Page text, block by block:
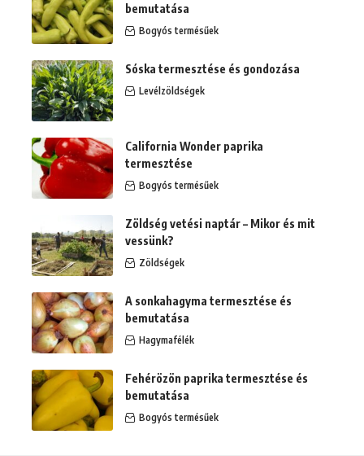
bemutatása
Bogyós termésűek
Sóska termesztése és gondozása
Levélzöldségek
California Wonder paprika
termesztése
Bogyós termésűek
Zöldség vetési naptár – Mikor és mit
vessünk?
Zöldségek
A sonkahagyma termesztése és
bemutatása
Hagymafélék
Fehérözön paprika termesztése és
bemutatása
Bogyós termésűek